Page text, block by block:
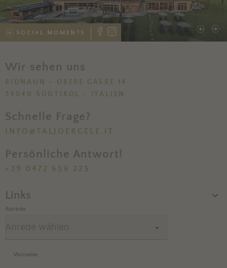
SOCIAL MOMENTS
Wir sehen uns
RIDNAUN - OBERE GASSE 14
39040 SÜDTIROL - ITALIEN
Schnelle Frage?
INFO@TALJOERGELE.IT
Persönliche Antwort!
+39 0472 656 225
Anrede
Vorname
Links